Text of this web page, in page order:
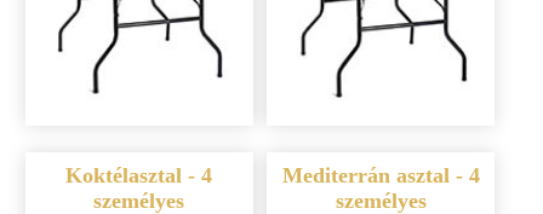
Koktélasztal - 4
személyes
Mediterrán asztal - 4
személyes